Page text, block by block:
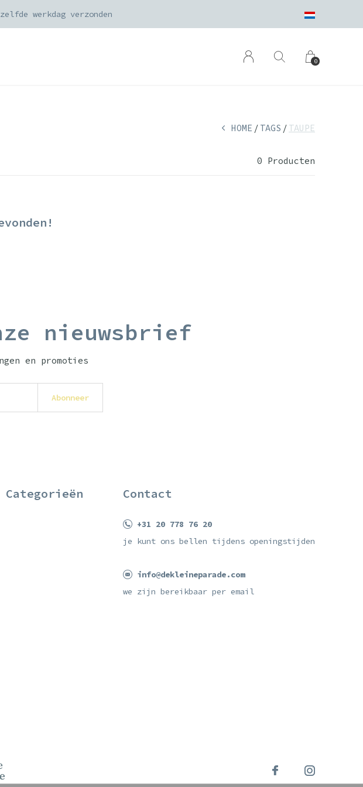
0
werkdag verzonden
HOME TAGS TAUPE
0 Producten
nieuwsbrief
en promoties
Abonneer
Categorieën Contact
+31 20 778 76 20
je kunt ons bellen tijdens openingstijden
info@dekleineparade.com
we zijn bereikbaar per email